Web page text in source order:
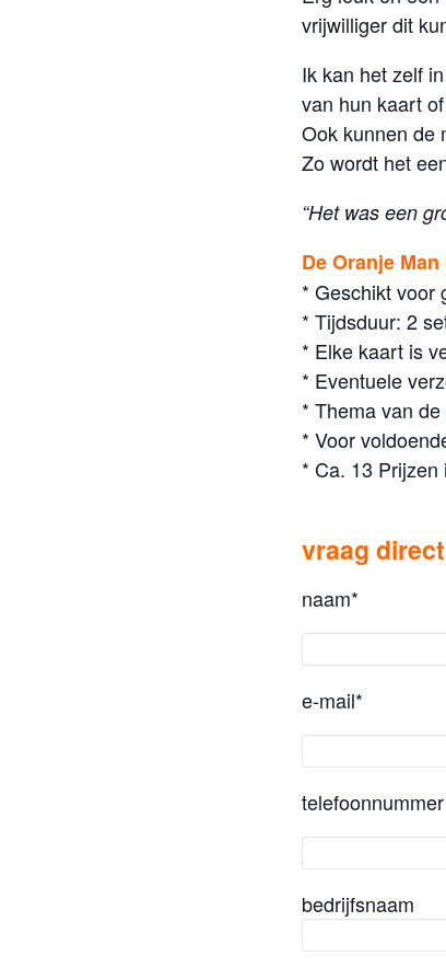
vrijwilliger dit
Ik kan het zelf
van hun kaart
Ook kunnen de
Zo wordt het
“Het was een
De Oranje
* Geschikt voor
* Tijdsduur: 2
* Elke kaart is
* Eventuele
* Thema van
* Voor
* Ca. 13
vraag
naam*
e-mail*
telefoonnummer
bedrijfsnaam